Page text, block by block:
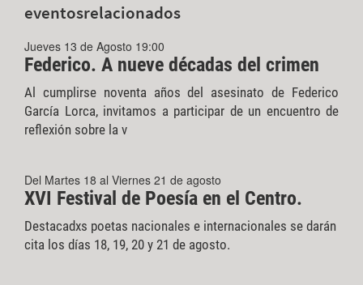
eventosrelacionados
Jueves 13 de Agosto 19:00
Federico. A nueve décadas del crimen
Al cumplirse noventa años del asesinato de Federico
García Lorca, invitamos a participar de un encuentro de
reflexión sobre la v
Del Martes 18 al Viernes 21 de agosto
XVI Festival de Poesía en el Centro.
Destacadxs poetas nacionales e internacionales se darán
cita los días 18, 19, 20 y 21 de agosto.